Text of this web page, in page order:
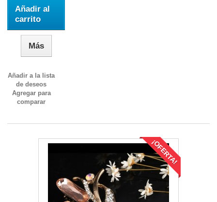
Añadir al
carrito
Más
Añadir a la lista
de deseos
Agregar para
comparar
¡OFERTA!